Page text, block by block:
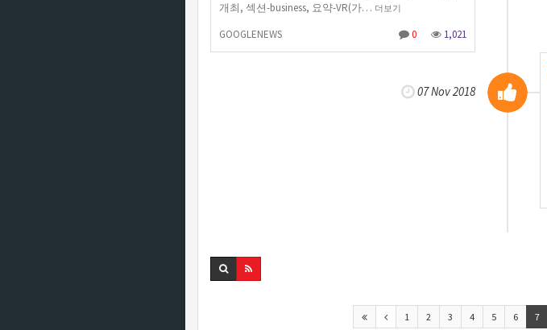
개최, 섹션-business, 요약-VR(가… 더보기
GOOGLENEWS 0 1,021
07 Nov 2018
1 2 3 4 5 6 7